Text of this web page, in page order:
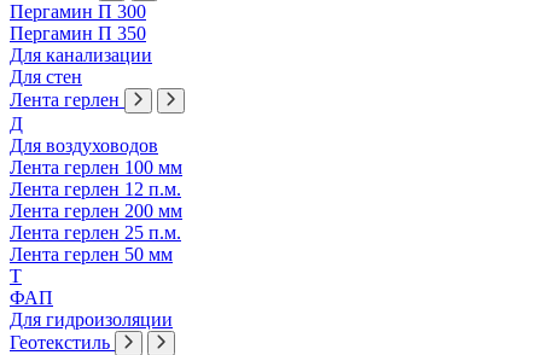
Пергамин П 300
Пергамин П 350
Для канализации
Для стен
Лента герлен
Д
Для воздуховодов
Лента герлен 100 мм
Лента герлен 12 п.м.
Лента герлен 200 мм
Лента герлен 25 п.м.
Лента герлен 50 мм
Т
ФАП
Для гидроизоляции
Геотекстиль